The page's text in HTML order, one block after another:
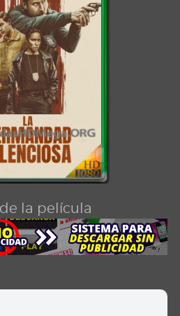
la película